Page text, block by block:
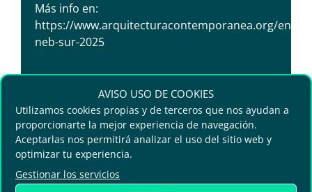
AVISO USO DE COOKIES
Utilizamos cookies propias y de terceros que nos ayudan a
proporcionarte la mejor experiencia de navegación.
Aceptarlas nos permitirá analizar el uso del sitio web y
optimizar tu experiencia.
Gestionar los servicios
Más info en:
https://www.arquitecturacontemporanea.org/
neb-sur-2025
DIH Agrochallenge 2025
Organiza: Polo nacional de Contenidos
Digitales